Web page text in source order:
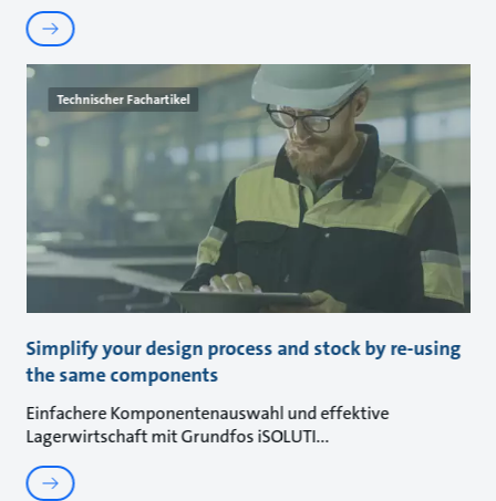
Technischer Fachartikel
Simplify your design process and stock by re-using
the same components
Einfachere Komponentenauswahl und effektive
Lagerwirtschaft mit Grundfos iSOLUTI